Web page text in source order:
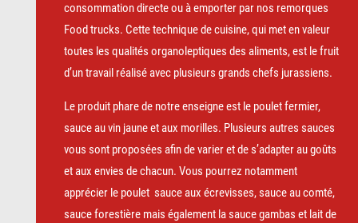
consommation directe ou à emporter par nos remorques
Food trucks. Cette technique de cuisine, qui met en valeur
toutes les qualités organoleptiques des aliments, est le fruit
d’un travail réalisé avec plusieurs grands chefs jurassiens.
Le produit phare de notre enseigne est le poulet fermier,
sauce au vin jaune et aux morilles. Plusieurs autres sauces
vous sont proposées afin de varier et de s’adapter au goûts
et aux envies de chacun. Vous pourrez notamment
apprécier le poulet sauce aux écrevisses, sauce au comté,
sauce forestière mais également la sauce gambas et lait de